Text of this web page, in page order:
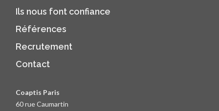
Ils nous font confiance
Références
Recrutement
Contact
Coaptis Paris
60 rue Caumartin